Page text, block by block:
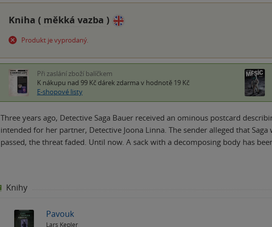
Kniha ( měkká vazba )
Produkt je vyprodaný.
Při zaslání zboží balíčkem
K nákupu nad 99 Kč dárek zdarma v hodnotě 19 Kč
E-shopové listy
Three years ago, Detective Saga Bauer received an ominous postcard
intended for her partner, Detective Joona Linna. The sender alleged that
passed, the threat faded. Until now. A sack with a decomposing body has
Knihy
Pavouk
Lars Kepler